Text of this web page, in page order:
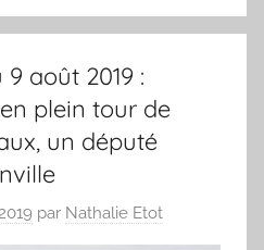
août 2019 :
plein tour de
un député
par Nathalie Etot